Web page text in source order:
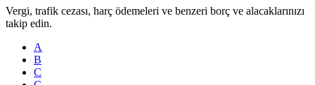
Vergi, trafik cezası, harç ödemeleri ve benzeri borç ve alacaklarınızı
takip edin.
A
B
C